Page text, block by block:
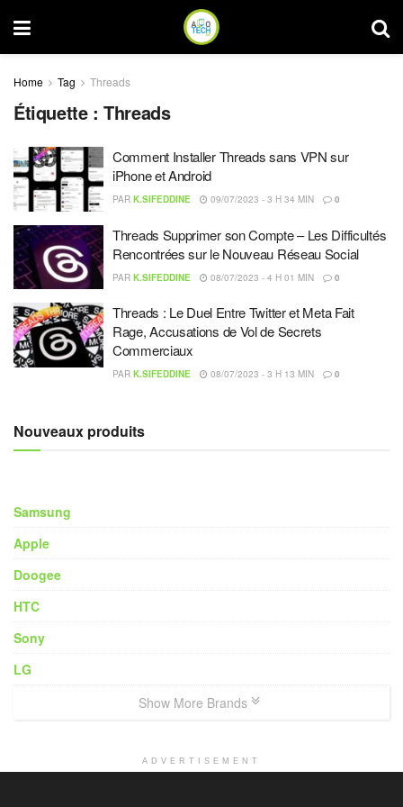
Home Tag Threads
Étiquette :Threads
Comment Installer Threads sans VPN sur
iPhone et Android
PAR K.SIFEDDINE 09/07/2023 - 3 H 34 MIN 0
Threads Supprimer son Compte – Les Difficultés
Rencontrées sur le Nouveau Réseau Social
PAR K.SIFEDDINE 08/07/2023 - 4 H 01 MIN 0
Threads : Le Duel Entre Twitter et Meta Fait
Rage, Accusations de Vol de Secrets
Commerciaux
PAR K.SIFEDDINE 08/07/2023 - 3 H 13 MIN 0
Nouveaux produits
Samsung
Apple
Doogee
HTC
Sony
LG
Show More Brands
ADVERTISEMENT